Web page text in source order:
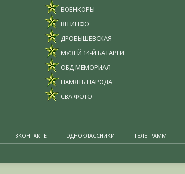
ВОЕНКОРЫ
ВП ИНФО
ДРОБЫШЕВСКАЯ
МУЗЕЙ 14-Й БАТАРЕИ
ОБД МЕМОРИАЛ
ПАМЯТЬ НАРОДА
СВА ФОТО
ВКОНТАКТЕ ОДНОКЛАССНИКИ ТЕЛЕГРАММ